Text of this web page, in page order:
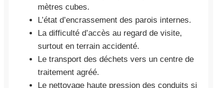
mètres cubes.
L’état d’encrassement des parois internes.
La difficulté d’accès au regard de visite,
surtout en terrain accidenté.
Le transport des déchets vers un centre de
traitement agréé.
Le nettoyage haute pression des conduits si